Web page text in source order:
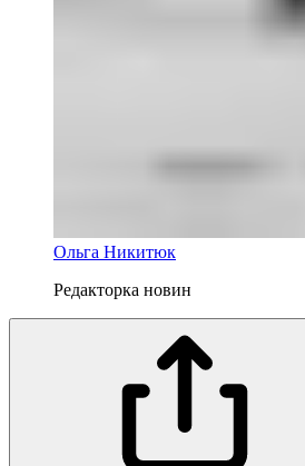
Ольга Никитюк
Редакторка новин